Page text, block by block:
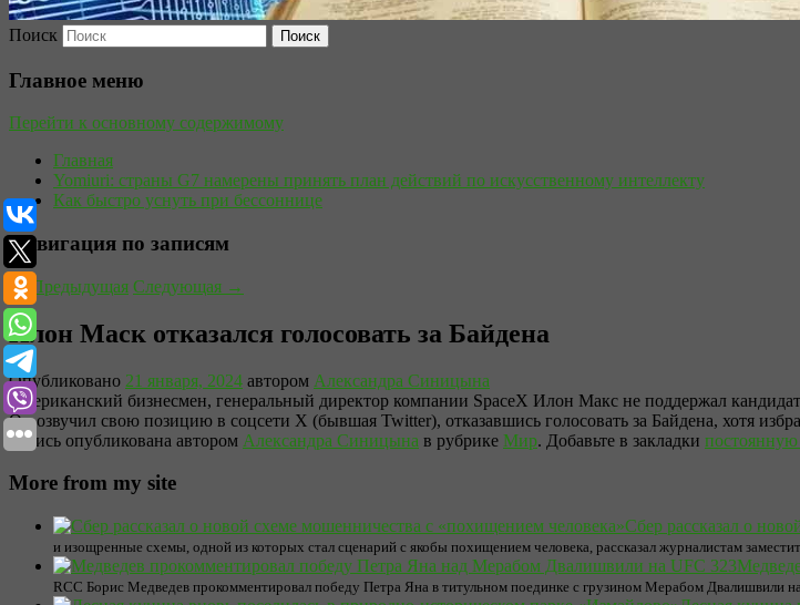
Поиск
Главное меню
Перейти к основному содержимому
Главная
Yomiuri: страны G7 намерены принять план действий по искусственному интеллекту
Как быстро уснуть при бессоннице
Навигация по записям
←Предыдущая Следующая →
Илон Маск отказался голосовать за Байдена
Опубликовано 21 января, 2024 автором Александра Синицына
Американский бизнесмен, генеральный директор компании SpaceX Илон Макс не поддержал
Он озвучил свою позицию в соцсети Х (бывшая Twitter), отказавшись голосовать за Байдена, хотя
Запись опубликована автором Александра Синицына в рубрике Мир. Добавьте в закладки постоянную
More from my site
Сбер рассказал о
и изощренные схемы, одной из которых стал сценарий с якобы похищением человека, рассказал журналистам
RCC Борис Медведев прокомментировал победу Петра Яна в титульном поединке с грузином Мерабом Двалишвили